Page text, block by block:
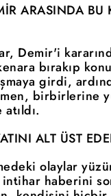
ARASINDA BU
Demir'i
bırakıp
girdi,
birbirlerine
ALT ÜST
olaylar
haberini